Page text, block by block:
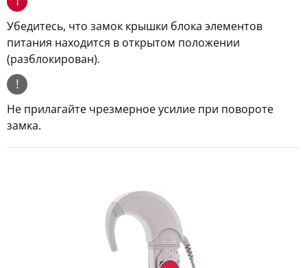
Убедитесь, что замок крышки блока элементов
питания находится в открытом положении
(разблокирован).
!
Не прилагайте чрезмерное усилие при повороте
замка.